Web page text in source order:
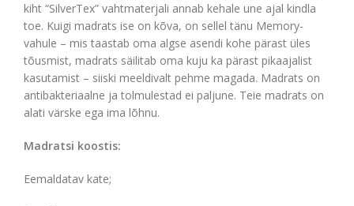
kiht “SilverTex” vahtmaterjali annab kehale une ajal kindla
toe. Kuigi madrats ise on kõva, on sellel tänu Memory-
vahule – mis taastab oma algse asendi kohe pärast üles
tõusmist, madrats säilitab oma kuju ka pärast pikaajalist
kasutamist – siiski meeldivalt pehme magada. Madrats on
antibakteriaalne ja tolmulestad ei paljune. Teie madrats on
alati värske ega ima lõhnu.
Madratsi koostis:
Eemaldatav kate;